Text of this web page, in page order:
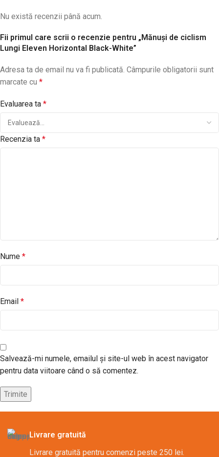
Nu există recenzii până acum.
Fii primul care scrii o recenzie pentru „Mănuși de ciclism
Lungi Eleven Horizontal Black-White”
Adresa ta de email nu va fi publicată. Câmpurile obligatorii sunt
marcate cu *
Evaluarea ta *
Recenzia ta *
Nume *
Email *
Salvează-mi numele, emailul și site-ul web în acest navigator
pentru data viitoare când o să comentez.
Livrare gratuită
Livrare gratuită pentru comenzi peste 250 lei.